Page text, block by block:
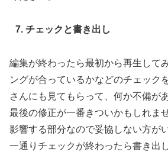
7. チェックと書き出し
編集が終わったら最初から再生して
ングが合っているかなどのチェック
さんにも見てもらって、何か不備が
最後の修正が一番きついかもしれま
影響する部分なので妥協しない方が
一通りチェックが終わったら書き出